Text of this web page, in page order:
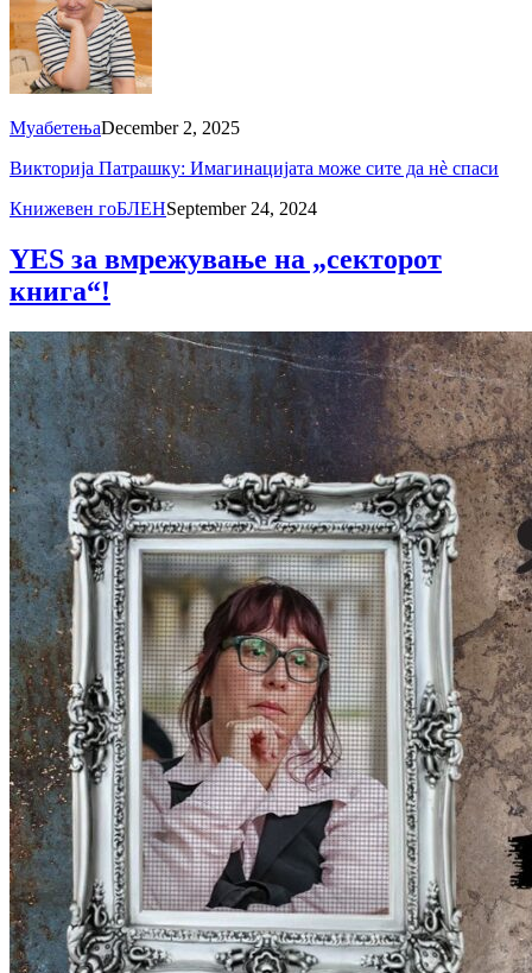
МуабетењаDecember 2, 2025
Викторија Патрашку: Имагинацијата може сите да нè спаси
Книжевен гоБЛЕНSeptember 24, 2024
YES за вмрежување на „секторот
книга“!